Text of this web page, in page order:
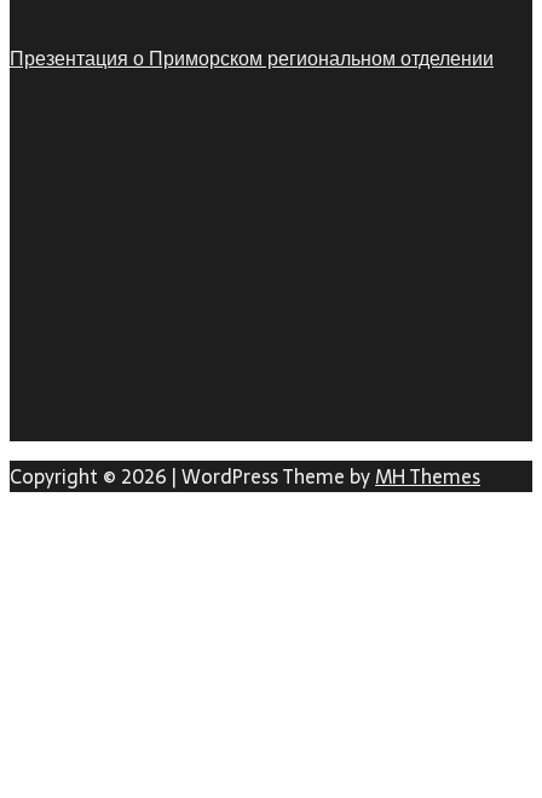
Презентация о Приморском региональном отделении
Copyright © 2026 | WordPress Theme byMH Themes